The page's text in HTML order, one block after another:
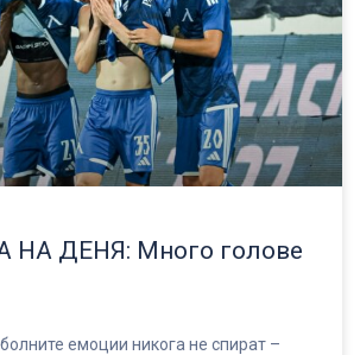
НА ДЕНЯ: Много голове
емоции никога не спират –